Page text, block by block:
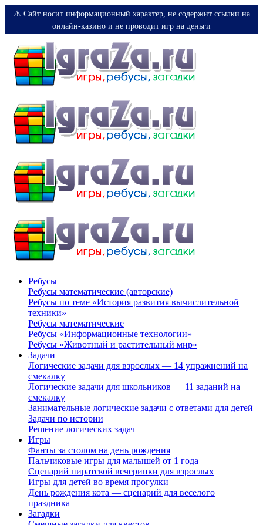
⚠️ Сайт носит информационный характер, не содержит ссылки на
онлайн-казино и не проводит игр на деньги
Ребусы
Ребусы математические (авторские)
Ребусы по теме «История развития вычислительной
техники»
Ребусы математические
Ребусы «Информационные технологии»
Ребусы «Животный и растительный мир»
Задачи
Логические задачи для взрослых — 14 упражнений на
смекалку
Логические задачи для школьников — 11 заданий на
смекалку
Занимательные логические задачи с ответами для детей
Задачи по истории
Решение логических задач
Игры
Фанты за столом на день рождения
Пальчиковые игры для малышей от 1 года
Сценарий пиратской вечеринки для взрослых
Игры для детей во время прогулки
День рождения кота — сценарий для веселого
праздника
Загадки